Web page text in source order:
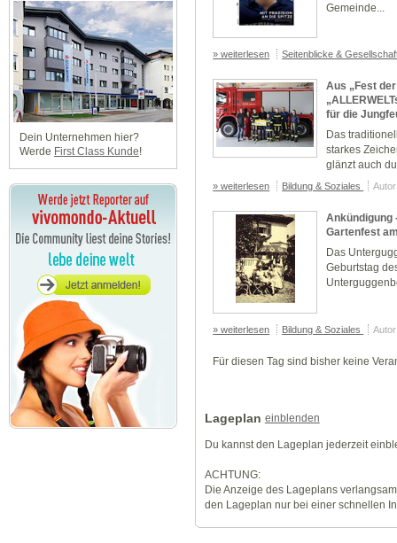
Dein Unternehmen hier?
Werde First Class Kunde!
Gemeinde...
» weiterlesen Seitenblicke &
Aus „Fest
für die
Das
starkes
glänzt auch
» weiterlesen Bildung & Soziales
Ankündigung
Gartenfest
Das
Geburtstag
» weiterlesen Bildung & Soziales
Für diesen Tag sind bisher keine
Lageplan einblenden
Du kannst den Lageplan jederzeit
ACHTUNG:
Die Anzeige des Lageplans
den Lageplan nur bei einer schnellen